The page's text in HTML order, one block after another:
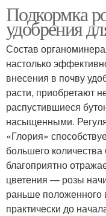
удобрения
Органические
удобрения
Подкормка
удобрения
Состав
настолько
внесения в почву
расти, приобретают
распустившиеся
насыщенными.
«Глория»
большего
благоприятно
цветения — розы
раньше положенного
практически до